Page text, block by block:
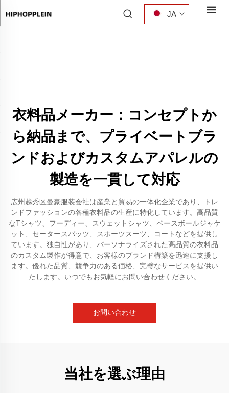
JA
衣料品メーカー：コンセプトか
ら納品まで、プライベートブラ
ンドおよびカスタムアパレルの
製造を一貫して対応
広州越秀区曼豪服装会社は産業と貿易の一体化企業であり、トレ
ンドファッションの各種衣料品の生産に特化しています。高品質
なTシャツ、フーディー、スウェットシャツ、ベースボールジャケ
ット、セータースパッツ、スポーツスーツ、コートなどを提供し
ています。独自性があり、パーソナライズされた高品質の衣料品
のカスタム製作が得意で、お客様のブランド構築を迅速に支援し
ます。優れた品質、競争力のある価格、完璧なサービスを提供い
たします。いつでもお気軽にお問い合わせください。
お問い合わせ
当社を選ぶ理由